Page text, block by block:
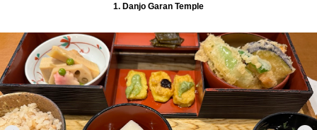
1. Danjo Garan Temple